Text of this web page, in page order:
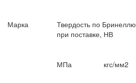
Марка
Твердость по Бринеллю
при поставке, НВ
МПа кгс/мм2